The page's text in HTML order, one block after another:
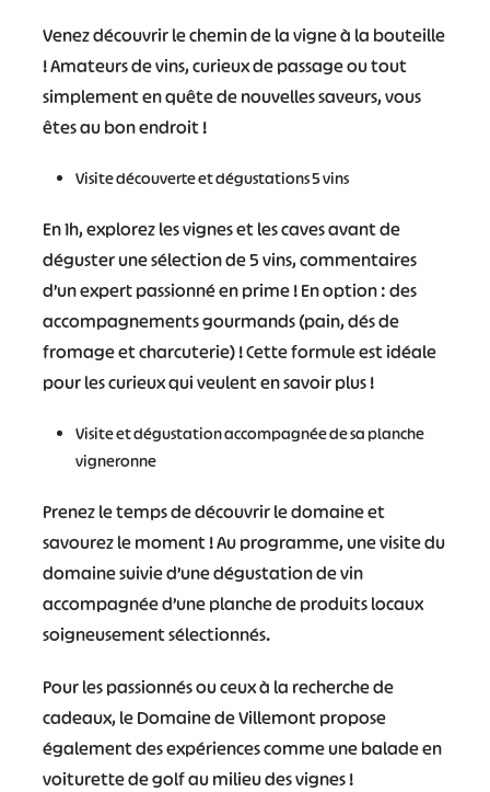
Venez découvrir le chemin de la vigne à la bouteille
! Amateurs de vins, curieux de passage ou tout
simplement en quête de nouvelles saveurs, vous
êtes au bon endroit !
Visite découverte et dégustations 5 vins
En 1h, explorez les vignes et les caves avant de
déguster une sélection de 5 vins, commentaires
d’un expert passionné en prime ! En option : des
accompagnements gourmands (pain, dés de
fromage et charcuterie) ! Cette formule est idéale
pour les curieux qui veulent en savoir plus !
Visite et dégustation accompagnée de sa planche
vigneronne
Prenez le temps de découvrir le domaine et
savourez le moment ! Au programme, une visite du
domaine suivied’une dégustation de vin
accompagnée d’une planche de produits locaux
soigneusement sélectionnés.
Pour les passionnés ou ceux à la recherche de
cadeaux, le Domaine de Villemont propose
également des expériences comme une balade en
voiturette de golf au milieu des vignes !
# # #
#
#